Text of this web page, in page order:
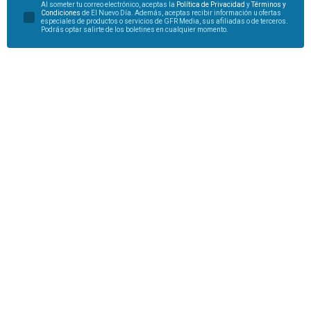
Al someter tu correo electrónico, aceptas la Política de Privacidad yTérminos y
Condiciones de El Nuevo Día. Además, aceptas recibir información u ofertas
especiales de productos o servicios de GFR Media, sus afiliadas o de terceros.
Podrás optar salirte de los boletines en cualquier momento.